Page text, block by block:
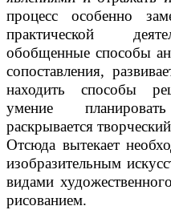
процесс особенно
практической
обобщенные способы
сопоставления,
находить способы
умение
раскрывается
Отсюда вытекает
изобразительным
видами
рисованием.